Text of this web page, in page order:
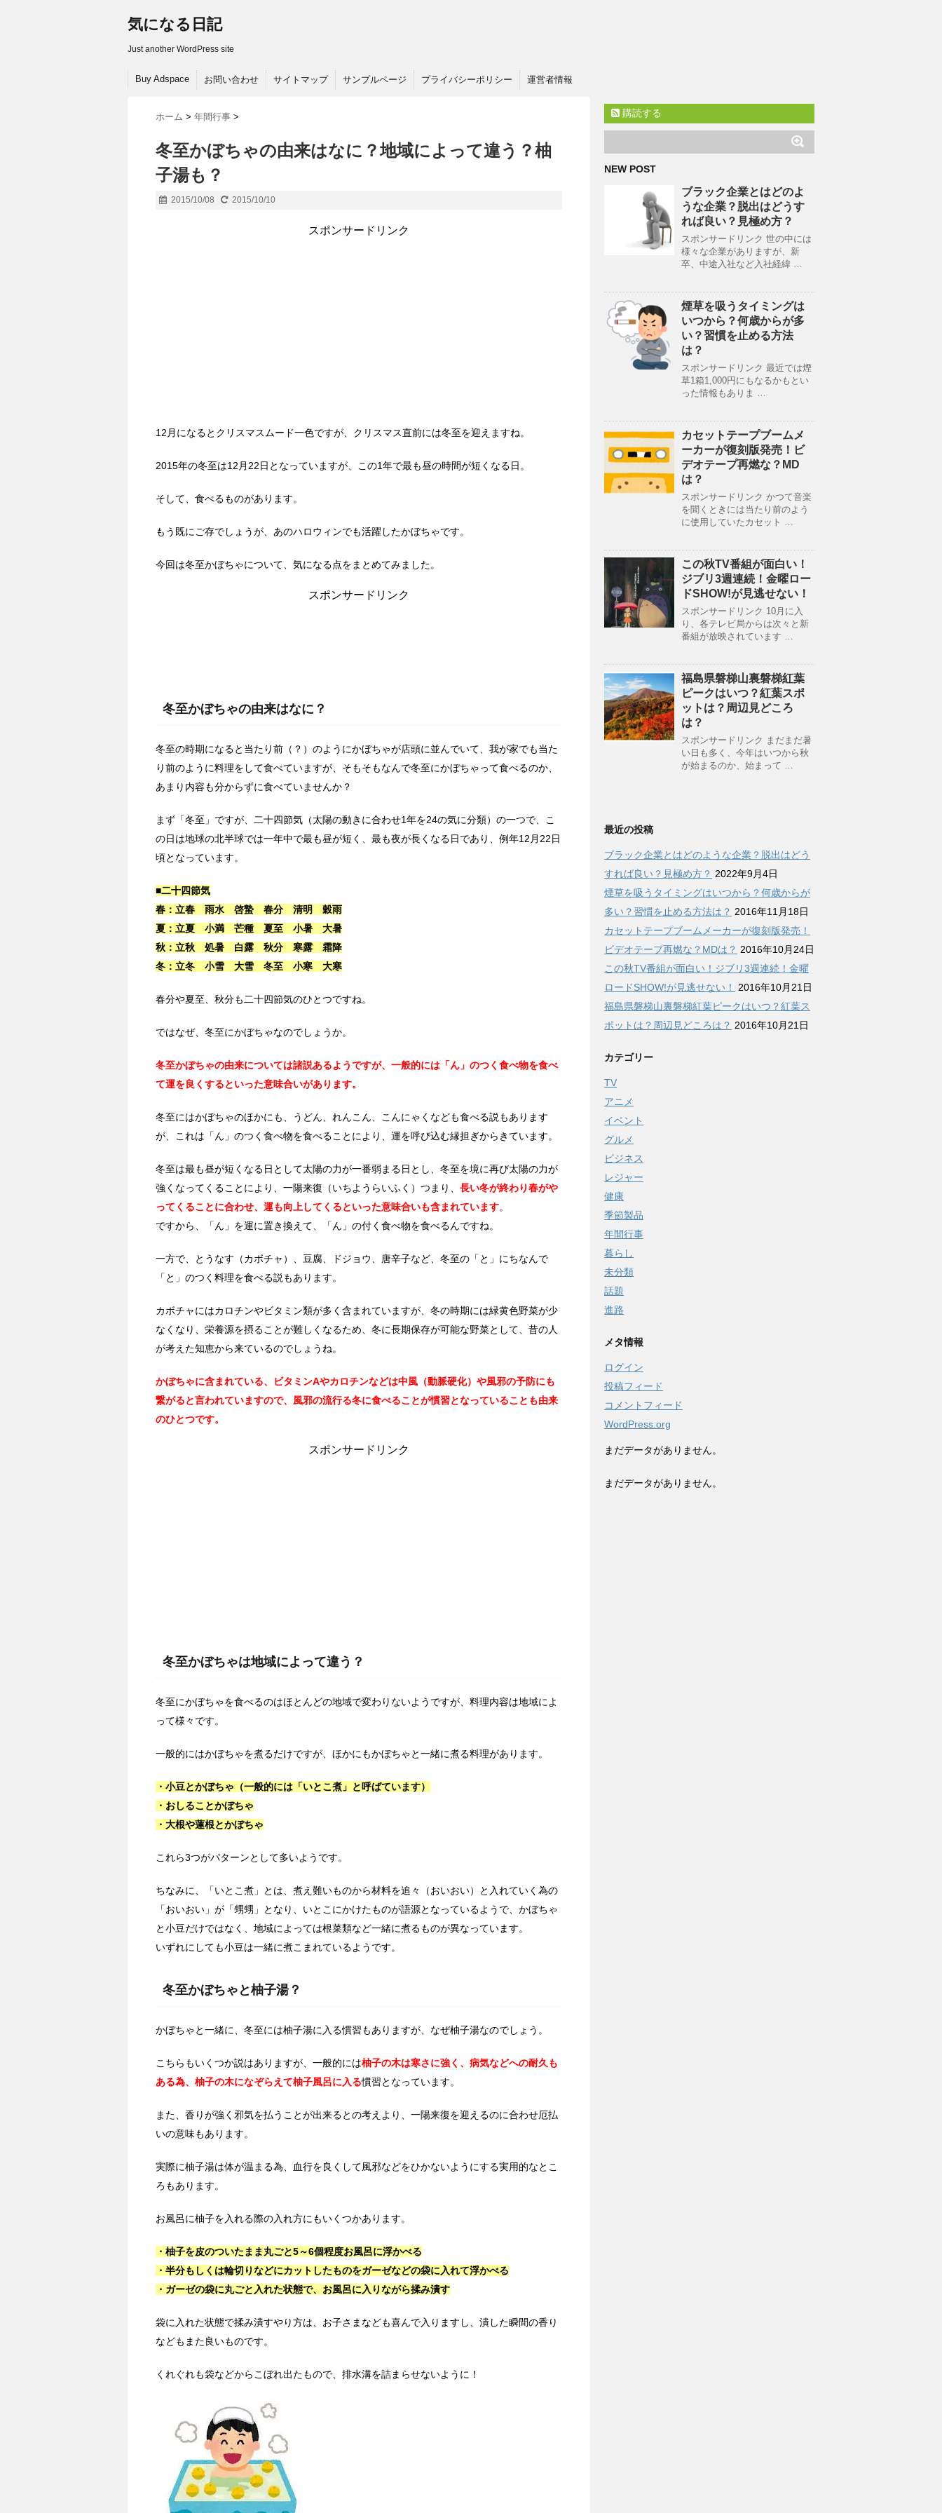
気になる日記
Just another WordPress site
Buy Adspace お問い合わせ サイトマップ サンプルページ プライバシーポリシー 運営者情報
ホーム > 年間行事 >
冬至かぼちゃの由来はなに？地域によって違う？柚
子湯も？
2015/10/08 2015/10/10
スポンサードリンク
12月になるとクリスマスムード一色ですが、クリスマス直前には冬至を迎えますね。
2015年の冬至は12月22日となっていますが、この1年で最も昼の時間が短くなる日。
そして、食べるものがあります。
もう既にご存でしょうが、あのハロウィンでも活躍したかぼちゃです。
今回は冬至かぼちゃについて、気になる点をまとめてみました。
スポンサードリンク
冬至かぼちゃの由来はなに？
冬至の時期になると当たり前（？）のようにかぼちゃが店頭に並んでいて、我が家でも当た
り前のように料理をして食べていますが、そもそもなんで冬至にかぼちゃって食べるのか、
あまり内容も分からずに食べていませんか？
まず「冬至」ですが、二十四節気（太陽の動きに合わせ1年を24の気に分類）の一つで、こ
の日は地球の北半球では一年中で最も昼が短く、最も夜が長くなる日であり、例年12月22日
頃となっています。
■二十四節気
春：立春 雨水 啓蟄 春分 清明 穀雨
夏：立夏 小満 芒種 夏至 小暑 大暑
秋：立秋 処暑 白露 秋分 寒露 霜降
冬：立冬 小雪 大雪 冬至 小寒 大寒
春分や夏至、秋分も二十四節気のひとつですね。
ではなぜ、冬至にかぼちゃなのでしょうか。
冬至かぼちゃの由来については諸説あるようですが、一般的には「ん」のつく食べ物を食べ
て運を良くするといった意味合いがあります。
冬至にはかぼちゃのほかにも、うどん、れんこん、こんにゃくなども食べる説もあります
が、これは「ん」のつく食べ物を食べることにより、運を呼び込む縁担ぎからきています。
冬至は最も昼が短くなる日として太陽の力が一番弱まる日とし、冬至を境に再び太陽の力が
強くなってくることにより、一陽来復（いちようらいふく）つまり、 長い冬が終わり春がや
ってくることに合わせ、運も向上してくるといった意味合いも含まれています。
ですから、「ん」を運に置き換えて、「ん」の付く食べ物を食べるんですね。
一方で、とうなす（カボチャ）、豆腐、ドジョウ、唐辛子など、冬至の「と」にちなんで
「と」のつく料理を食べる説もあります。
カボチャにはカロチンやビタミン類が多く含まれていますが、冬の時期には緑黄色野菜が少
なくなり、栄養源を摂ることが難しくなるため、冬に長期保存が可能な野菜として、昔の人
が考えた知恵から来ているのでしょうね。
かぼちゃに含まれている、ビタミンAやカロチンなどは中風（動脈硬化）や風邪の予防にも
繋がると言われていますので、風邪の流行る冬に食べることが慣習となっていることも由来
のひとつです。
スポンサードリンク
冬至かぼちゃは地域によって違う？
冬至にかぼちゃを食べるのはほとんどの地域で変わりないようですが、料理内容は地域によ
って様々です。
一般的にはかぼちゃを煮るだけですが、ほかにもかぼちゃと一緒に煮る料理があります。
・小豆とかぼちゃ（一般的には「いとこ煮」と呼ばています）
・おしることかぼちゃ
・大根や蓮根とかぼちゃ
これら3つがパターンとして多いようです。
ちなみに、「いとこ煮」とは、煮え難いものから材料を追々（おいおい）と入れていく為の
「おいおい」が「甥甥」となり、いとこにかけたものが語源となっているようで、かぼちゃ
と小豆だけではなく、地域によっては根菜類など一緒に煮るものが異なっています。
いずれにしても小豆は一緒に煮こまれているようです。
冬至かぼちゃと柚子湯？
かぼちゃと一緒に、冬至には柚子湯に入る慣習もありますが、なぜ柚子湯なのでしょう。
こちらもいくつか説はありますが、一般的には柚子の木は寒さに強く、病気などへの耐久も
ある為、柚子の木になぞらえて柚子風呂に入る慣習となっています。
また、香りが強く邪気を払うことが出来るとの考えより、一陽来復を迎えるのに合わせ厄払
いの意味もあります。
実際に柚子湯は体が温まる為、血行を良くして風邪などをひかないようにする実用的なとこ
ろもあります。
お風呂に柚子を入れる際の入れ方にもいくつかあります。
・柚子を皮のついたまま丸ごと5～6個程度お風呂に浮かべる
・半分もしくは輪切りなどにカットしたものをガーゼなどの袋に入れて浮かべる
・ガーゼの袋に丸ごと入れた状態で、お風呂に入りながら揉み潰す
袋に入れた状態で揉み潰すやり方は、お子さまなども喜んで入りますし、潰した瞬間の香り
などもまた良いものです。
くれぐれも袋などからこぼれ出たもので、排水溝を詰まらせないように！
購読する
NEW POST
ブラック企業とはどのよ
うな企業？脱出はどうす
れば良い？見極め方？
スポンサードリンク 世の中には
様々な企業がありますが、新
卒、中途入社など入社経緯 …
煙草を吸うタイミングは
いつから？何歳からが多
い？習慣を止める方法
は？
スポンサードリンク 最近では煙
草1箱1,000円にもなるかもとい
った情報もありま …
カセットテープブームメ
ーカーが復刻版発売！ビ
デオテープ再燃な？MD
は？
スポンサードリンク かつて音楽
を聞くときには当たり前のよう
に使用していたカセット …
この秋TV番組が面白い！
ジブリ3週連続！金曜ロー
ドSHOW!が見逃せない！
スポンサードリンク 10月に入
り、各テレビ局からは次々と新
番組が放映されています …
福島県磐梯山裏磐梯紅葉
ピークはいつ？紅葉スポ
ットは？周辺見どころ
は？
スポンサードリンク まだまだ暑
い日も多く、今年はいつから秋
が始まるのか、始まって …
最近の投稿
ブラック企業とはどのような企業？脱出はどう
すれば良い？見極め方？ 2022年9月4日
煙草を吸うタイミングはいつから？何歳からが
多い？習慣を止める方法は？ 2016年11月18日
カセットテープブームメーカーが復刻版発売！
ビデオテープ再燃な？MDは？ 2016年10月24日
この秋TV番組が面白い！ジブリ3週連続！金曜
ロードSHOW!が見逃せない！
2016年10月21日
福島県磐梯山裏磐梯紅葉ピークはいつ？紅葉ス
ポットは？周辺見どころは？ 2016年10月21日
カテゴリー
TV
アニメ
イベント
グルメ
ビジネス
レジャー
健康
季節製品
年間行事
暮らし
未分類
話題
進路
メタ情報
ログイン
投稿フィード
コメントフィード
WordPress.org
まだデータがありません。
まだデータがありません。